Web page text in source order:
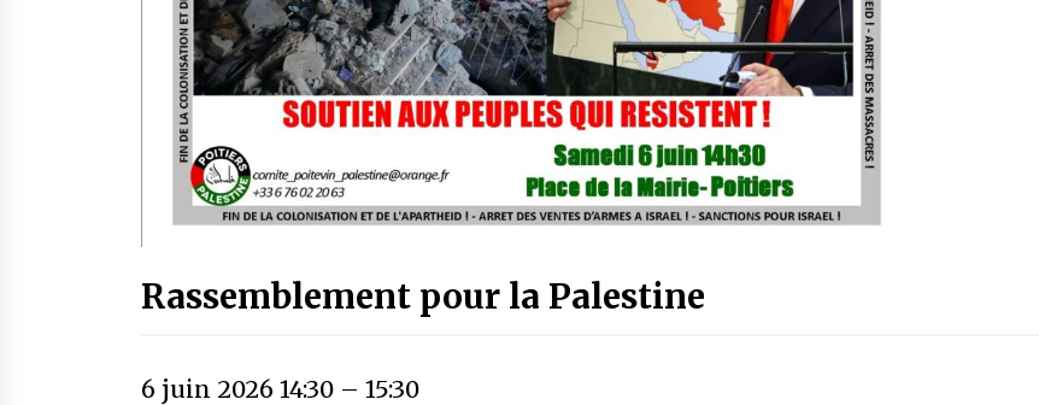
Rassemblement pour la Palestine
6 juin 2026 14:30 – 15:30